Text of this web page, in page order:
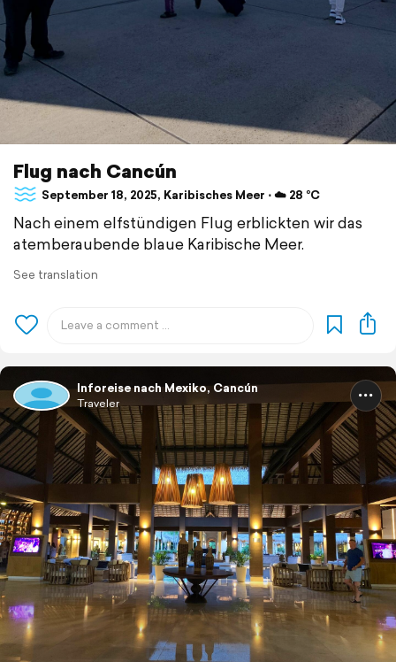
Flug nach Cancún
September 18, 2025, Karibisches Meer ⋅ ☁️ 28 °C
Nach einem elfstündigen Flug erblickten wir das
atemberaubende blaue Karibische Meer.
See translation
Inforeise nach Mexiko, Cancún
Traveler